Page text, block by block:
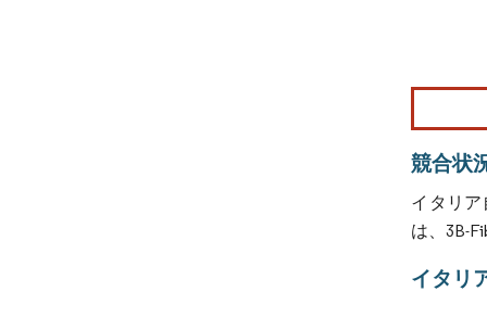
画像 ©
競合状
イタリ
は、3B-
イタリ